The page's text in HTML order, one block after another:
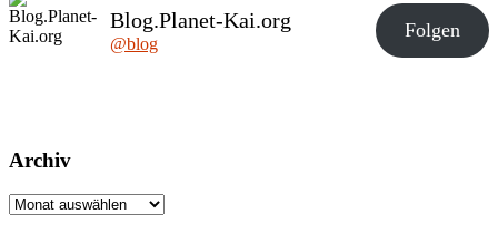
Blog.Planet-Kai.org
@blog
Folgen
Archiv
Archiv